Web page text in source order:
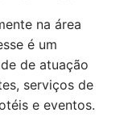
na área
é um
de atuação
serviços de
e eventos.